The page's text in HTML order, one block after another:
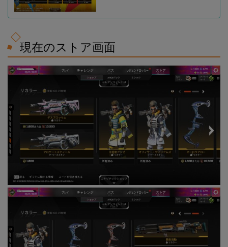
現在のストア画面